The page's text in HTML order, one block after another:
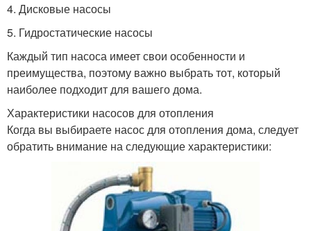
4. Дисковые насосы
5. Гидростатические насосы
Каждый тип насоса имеет свои особенности и
преимущества, поэтому важно выбрать тот, который
наиболее подходит для вашего дома.
Характеристики насосов для отопления
Когда вы выбираете насос для отопления дома, следует
обратить внимание на следующие характеристики: